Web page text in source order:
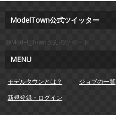
ModelTown公式ツイッター
@Model_Townさんのツイート
MENU
モデルタウンとは？ ジョブの一覧
新規登録・ログイン